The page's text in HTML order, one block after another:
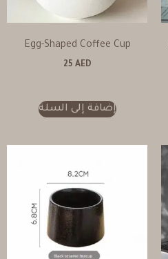
Egg-Shaped Coffee Cup
25 AED
إضافة إلى السلة